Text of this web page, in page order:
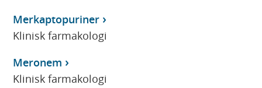
Merkaptopuriner
Klinisk farmakologi
Meronem
Klinisk farmakologi